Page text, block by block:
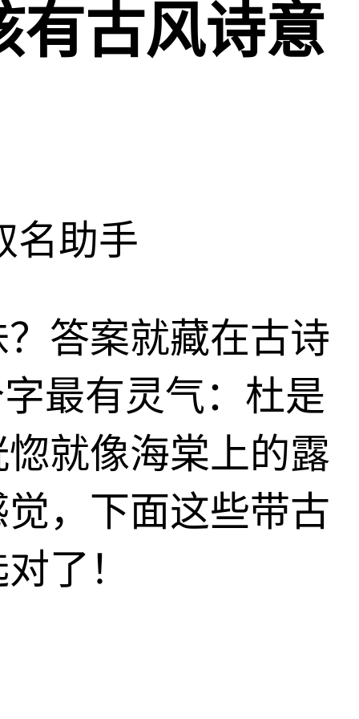
有古风诗意
名助手
答案就藏在古诗
最有灵气：杜是
就像海棠上的露
，下面这些带古
了！